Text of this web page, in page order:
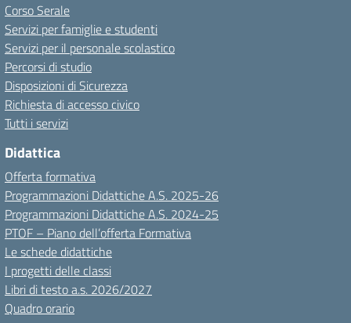
Corso Serale
Servizi per famiglie e studenti
Servizi per il personale scolastico
Percorsi di studio
Disposizioni di Sicurezza
Richiesta di accesso civico
Tutti i servizi
Didattica
Offerta formativa
Programmazioni Didattiche A.S. 2025-26
Programmazioni Didattiche A.S. 2024-25
PTOF – Piano dell’offerta Formativa
Le schede didattiche
I progetti delle classi
Libri di testo a.s. 2026/2027
Quadro orario